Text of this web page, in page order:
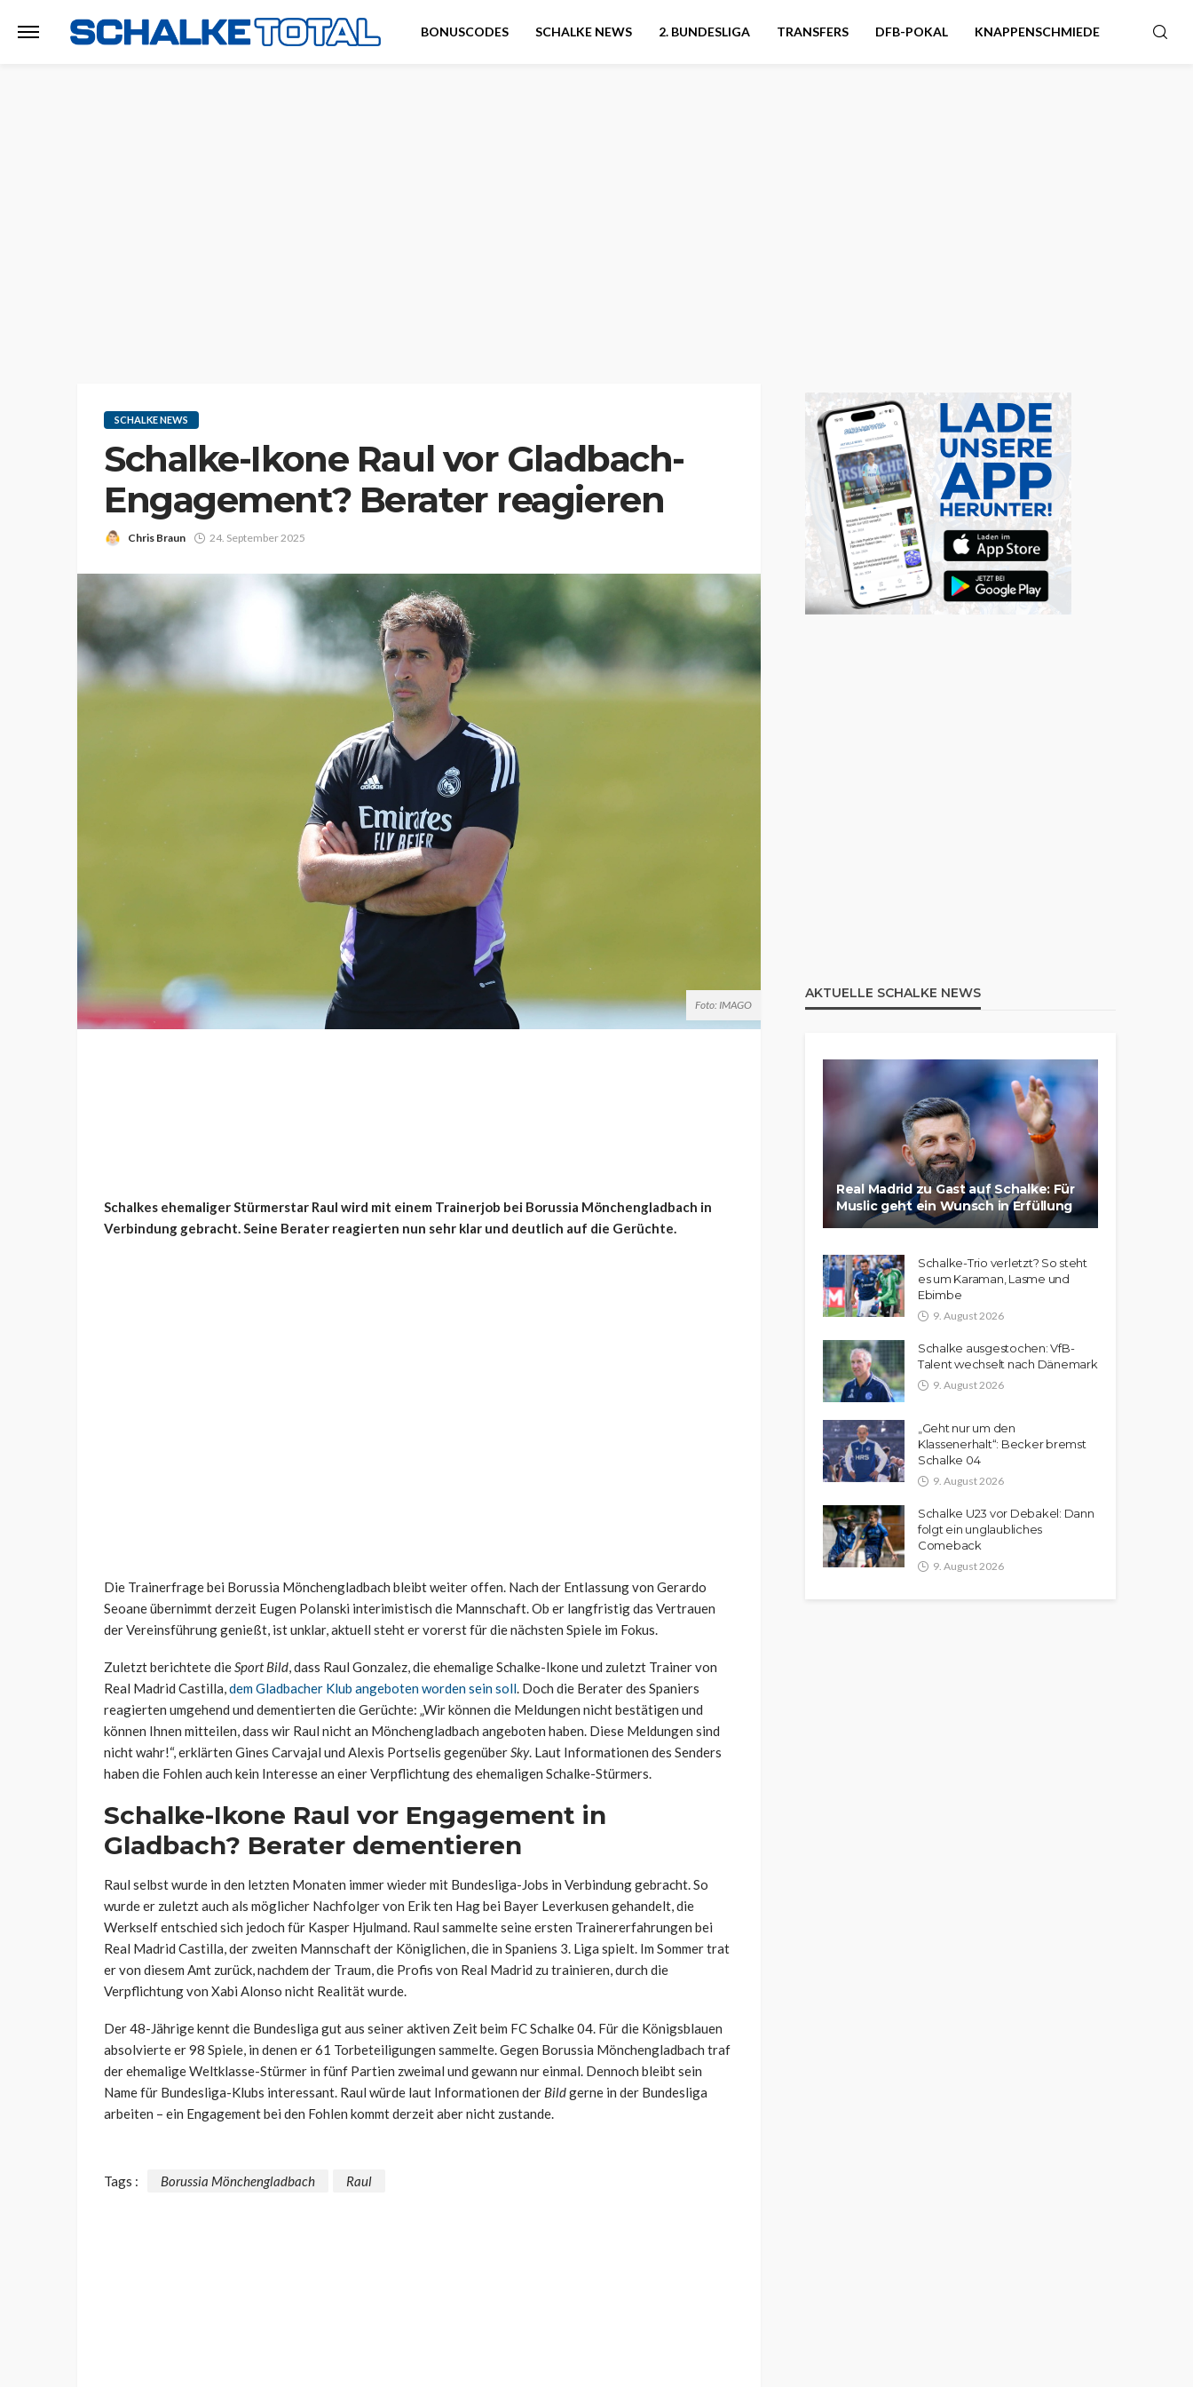
BONUSCODES SCHALKE NEWS 2. BUNDESLIGA TRANSFERS DFB-POKAL KNAPPENSCHMIEDE
SCHALKE NEWS
Schalke-Ikone Raul vor Gladbach-
Engagement? Berater reagieren
Chris Braun 24. September 2025
Foto: IMAGO
Schalkes ehemaliger Stürmerstar Raul wird mit einem Trainerjob bei Borussia Mönchengladbach in
Verbindung gebracht. Seine Berater reagierten nun sehr klar und deutlich auf die Gerüchte.
Die Trainerfrage bei Borussia Mönchengladbach bleibt weiter offen. Nach der Entlassung von Gerardo
Seoane übernimmt derzeit Eugen Polanski interimistisch die Mannschaft. Ob er langfristig das Vertrauen
der Vereinsführung genießt, ist unklar, aktuell steht er vorerst für die nächsten Spiele im Fokus.
Zuletzt berichtete dieSport Bild, dass Raul Gonzalez, die ehemalige Schalke-Ikone und zuletzt Trainer von
Real Madrid Castilla,dem Gladbacher Klub angeboten worden sein soll. Doch die Berater des Spaniers
reagierten umgehend und dementierten die Gerüchte: „Wir können die Meldungen nicht bestätigen und
können Ihnen mitteilen, dass wir Raul nicht an Mönchengladbach angeboten haben. Diese Meldungen sind
nicht wahr!“, erklärten Gines Carvajal und Alexis Portselis gegenüberSky. Laut Informationen des Senders
haben die Fohlen auch kein Interesse an einer Verpflichtung des ehemaligen Schalke-Stürmers.
Schalke-Ikone Raul vor Engagement in
Gladbach? Berater dementieren
Raul selbst wurde in den letzten Monaten immer wieder mit Bundesliga-Jobs in Verbindung gebracht. So
wurde er zuletzt auch als möglicher Nachfolger von Erik ten Hag bei Bayer Leverkusen gehandelt, die
Werkself entschied sich jedoch für Kasper Hjulmand. Raul sammelte seine ersten Trainererfahrungen bei
Real Madrid Castilla, der zweiten Mannschaft der Königlichen, die in Spaniens 3. Liga spielt. Im Sommer trat
er von diesem Amt zurück, nachdem der Traum, die Profis von Real Madrid zu trainieren, durch die
Verpflichtung von Xabi Alonso nicht Realität wurde.
Der 48-Jährige kennt die Bundesliga gut aus seiner aktiven Zeit beim FC Schalke 04. Für die Königsblauen
absolvierte er 98 Spiele, in denen er 61 Torbeteiligungen sammelte. Gegen Borussia Mönchengladbach traf
der ehemalige Weltklasse-Stürmer in fünf Partien zweimal und gewann nur einmal. Dennoch bleibt sein
Name für Bundesliga-Klubs interessant. Raul würde laut Informationen der Bildgerne in der Bundesliga
arbeiten – ein Engagement bei den Fohlen kommt derzeit aber nicht zustande.
Tags : Borussia Mönchengladbach Raul
AKTUELLE SCHALKE NEWS
Real Madrid zu Gast auf Schalke: Für
Muslic geht ein Wunsch in Erfüllung
Schalke-Trio verletzt? So steht
es um Karaman, Lasme und
Ebimbe
9. August 2026
Schalke ausgestochen: VfB-
Talent wechselt nach Dänemark
9. August 2026
„Geht nur um den
Klassenerhalt“: Becker bremst
Schalke 04
9. August 2026
Schalke U23 vor Debakel: Dann
folgt ein unglaubliches
Comeback
9. August 2026